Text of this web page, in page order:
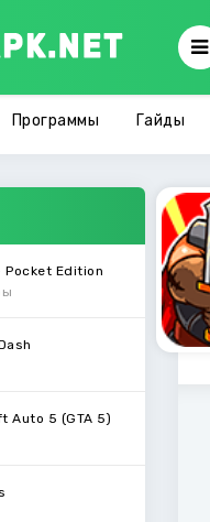
Программы Гайды
Edition
Auto 5 (GTA 5)